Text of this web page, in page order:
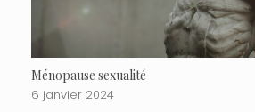
Ménopause sexualité
6 janvier 2024